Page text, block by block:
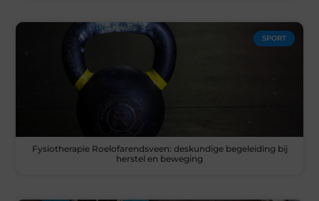
SPORT
Fysiotherapie Roelofarendsveen: deskundige begeleiding bij
herstel en beweging